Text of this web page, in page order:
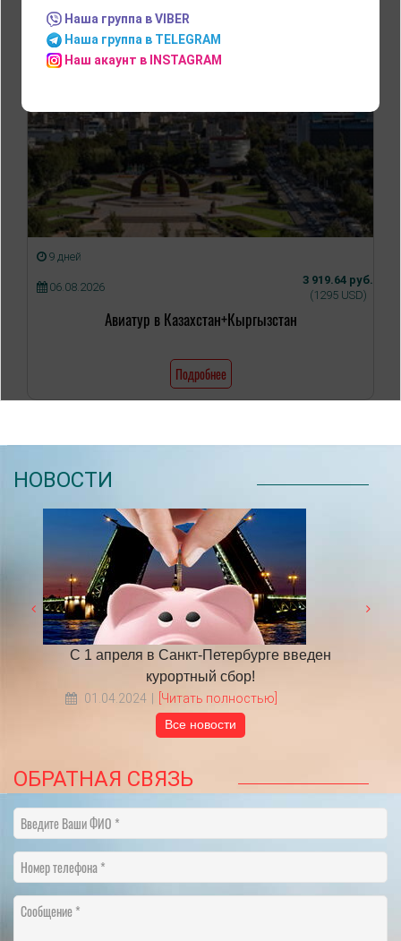
9 дней
06.08.2026
3 919.64 руб.
(1295 USD)
Авиатур в Казахстан+Кыргызстан
Подробнее
НОВОСТИ
С 1 апреля в Санкт-Петербурге введен
курортный сбор!
01.04.2024 [Читать полностью]
Все новости
ОБРАТНАЯ СВЯЗЬ
Введите Ваши ФИО
Номер телефона
Сообщение
Наша группа в VIBER
Наша группа в TELEGRAM
Наш акаунт в INSTAGRAM